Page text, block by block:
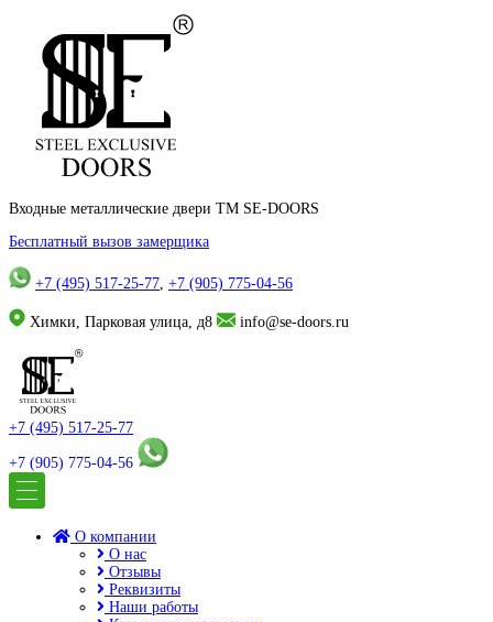
Входные металлические двери TM SE-DOORS
Бесплатный вызов замерщика
+7 (495) 517-25-77, +7 (905) 775-04-56
Химки, Парковая улица, д8 info@se-doors.ru
+7 (495) 517-25-77
+7 (905) 775-04-56
О компании
О нас
Отзывы
Реквизиты
Наши работы